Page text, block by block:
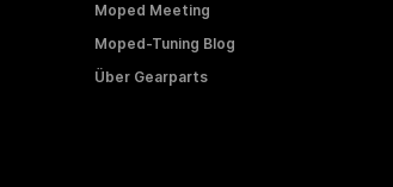
Moped Meeting
Moped-Tuning Blog
Über Gearparts